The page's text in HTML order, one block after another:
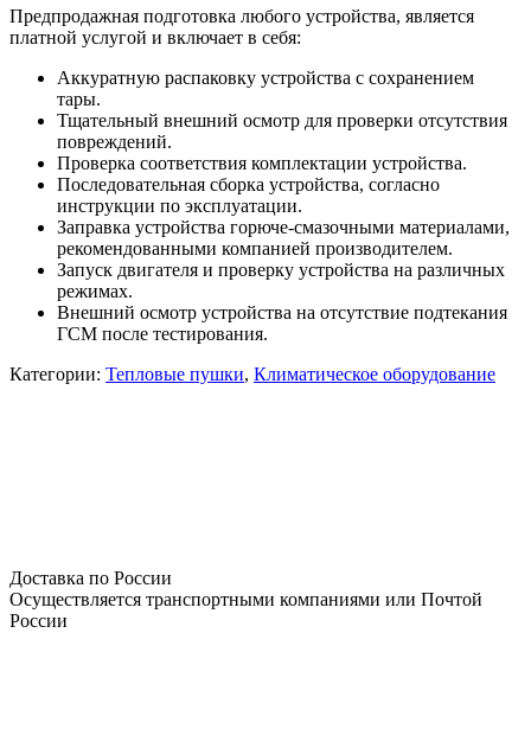
Предпродажная подготовка любого устройства, является
платной услугой и включает в себя:
Аккуратную распаковку устройства с сохранением
тары.
Тщательный внешний осмотр для проверки отсутствия
повреждений.
Проверка соответствия комплектации устройства.
Последовательная сборка устройства, согласно
инструкции по эксплуатации.
Заправка устройства горюче-смазочными материалами,
рекомендованными компанией производителем.
Запуск двигателя и проверку устройства на различных
режимах.
Внешний осмотр устройства на отсутствие подтекания
ГСМ после тестирования.
Категории: Тепловые пушки, Климатическое оборудование
Доставка по России
Осуществляется транспортными компаниями или Почтой
России